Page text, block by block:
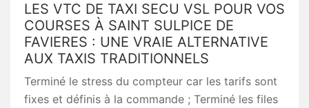
LES VTC DE TAXI SECU VSL POUR VOS
COURSES À SAINT SULPICE DE
FAVIERES : UNE VRAIE ALTERNATIVE
AUX TAXIS TRADITIONNELS
Terminé le stress du compteur car les tarifs sont
fixes et définis à la commande ; Terminé les files